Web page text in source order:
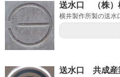
送水口 （株）
横井製作所製の送水
送水口 共成産